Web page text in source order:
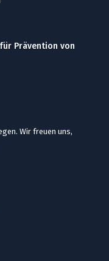
Prävention von
Wir freuen uns,